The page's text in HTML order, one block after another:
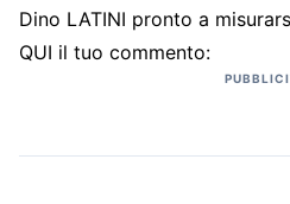
Dino LATINI pronto a
QUI il tuo commento: